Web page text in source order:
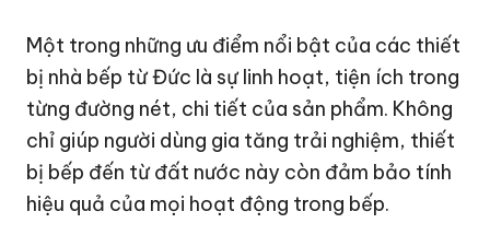
Một trong những ưu điểm nổi bật của các thiết
bị nhà bếp từ Đức là sự linh hoạt, tiện ích trong
từng đường nét, chi tiết của sản phẩm. Không
chỉ giúp người dùng gia tăng trải nghiệm, thiết
bị bếp đến từ đất nước này còn đảm bảo tính
hiệu quả của mọi hoạt động trong bếp.